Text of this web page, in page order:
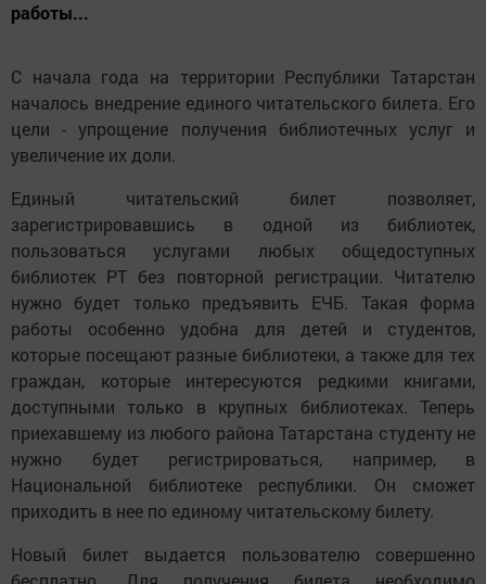
работы...
С начала года на территории Республики Татарстан
началось внедрение единого читательского билета. Его
цели - упрощение получения библиотечных услуг и
увеличение их доли.
Единый читательский билет позволяет,
зарегистрировавшись в одной из библиотек,
пользоваться услугами любых общедоступных
библиотек РТ без повторной регистрации. Читателю
нужно будет только предъявить ЕЧБ. Такая форма
работы особенно удобна для детей и студентов,
которые посещают разные библиотеки, а также для тех
граждан, которые интересуются редкими книгами,
доступными только в крупных библиотеках. Теперь
приехавшему из любого района Татарстана студенту не
нужно будет регистрироваться, например, в
Национальной библиотеке республики. Он сможет
приходить в нее по единому читательскому билету.
Новый билет выдается пользователю совершенно